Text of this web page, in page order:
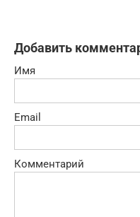
Добавить
Имя
Email
Комментарий